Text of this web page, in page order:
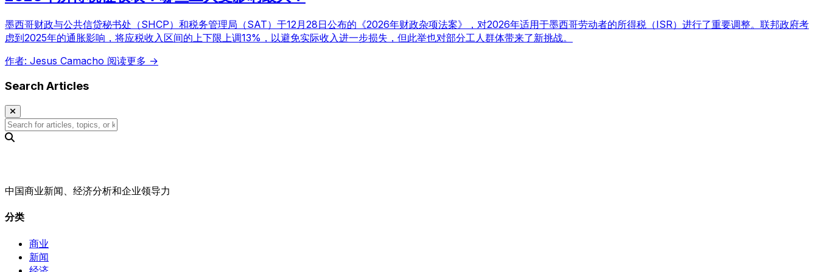
墨西哥财政与公共信贷秘书处（SHCP）和税务管理局（SAT）于12月28日公布的《2026年财政杂项法案》，对2026年适用于墨西哥劳动者的所得税（ISR）进行了重要调整。联邦政府考
虑到2025年的通胀影响，将应税收入区间的上下限上调13%，以避免实际收入进一步损失，但此举也对部分工人群体带来了新挑战。
作者: Jesus Camacho 阅读更多 →
Search Articles
中国商业新闻、经济分析和企业领导力
分类
商业
新闻